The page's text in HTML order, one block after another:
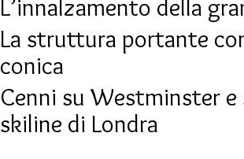
L’innalzamento della
La struttura portante
conica
Cenni su Westminster e
skiline di Londra